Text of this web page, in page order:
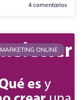
4 comentarios
MARKETING ONLINE